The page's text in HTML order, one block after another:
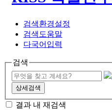
검색환경설정
검색도움말
다국어입력
검색
상세검색
결과 내 재검색